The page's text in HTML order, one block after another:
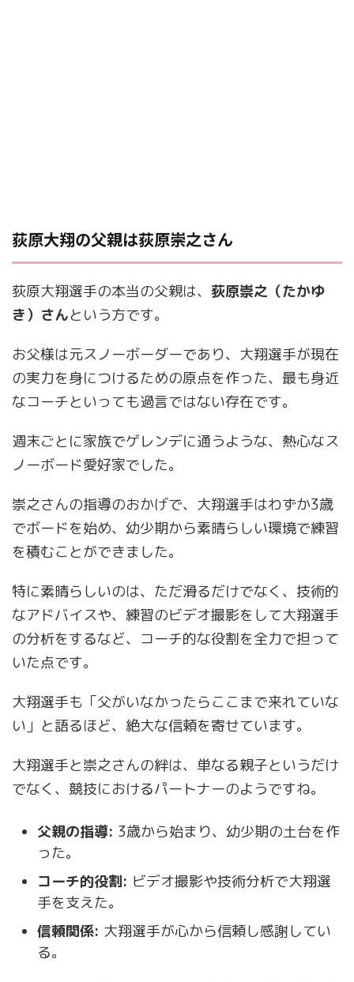
荻原大翔の父親は荻原崇之さん
荻原大翔選手の本当の父親は、 荻原崇之（たかゆ
き）さんという方です。
お父様は元スノーボーダーであり、大翔選手が現在
の実力を身につけるための原点を作った、最も身近
なコーチといっても過言ではない存在です。
週末ごとに家族でゲレンデに通うような、熱心なス
ノーボード愛好家でした。
崇之さんの指導のおかげで、大翔選手はわずか3歳
でボードを始め、幼少期から素晴らしい環境で練習
を積むことができました。
特に素晴らしいのは、ただ滑るだけでなく、技術的
なアドバイスや、練習のビデオ撮影をして大翔選手
の分析をするなど、コーチ的な役割を全力で担って
いた点です。
大翔選手も「父がいなかったらここまで来れていな
い」と語るほど、絶大な信頼を寄せています。
大翔選手と崇之さんの絆は、単なる親子というだけ
でなく、競技におけるパートナーのようですね。
父親の指導: 3歳から始まり、幼少期の土台を作
った。
コーチ的役割: ビデオ撮影や技術分析で大翔選
手を支えた。
信頼関係: 大翔選手が心から信頼し感謝してい
る。